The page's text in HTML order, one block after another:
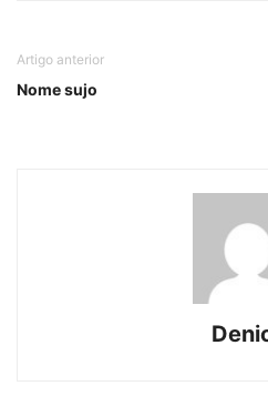
Artigo anterior
Nome sujo